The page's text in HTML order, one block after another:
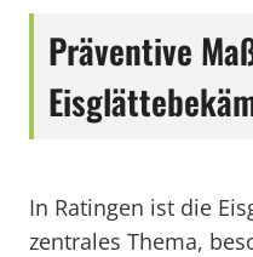
Präventive
In Ratingen ist die
zentrales Thema,